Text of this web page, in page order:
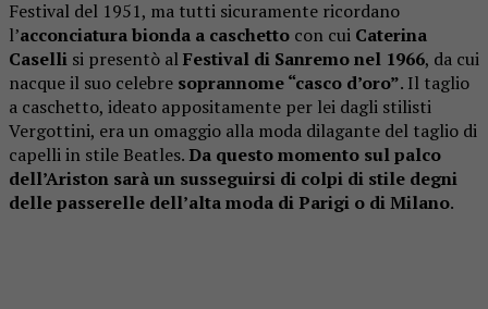
Festival del 1951, ma tutti sicuramente ricordano
l’acconciatura bionda a caschetto con cui Caterina
Caselli si presentò alFestival di Sanremo nel 1966, da cui
nacque il suo celebre soprannome “casco d’oro”. Il taglio
a caschetto, ideato appositamente per lei dagli stilisti
Vergottini, era un omaggio alla moda dilagante del taglio di
capelli in stile Beatles. Da questo momento sul palco
dell’Ariston sarà un susseguirsi di colpi di stile degni
delle passerelle dell’alta moda di Parigi o di Milano.